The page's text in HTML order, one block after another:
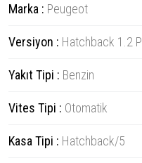
Marka : Peugeot
Versiyon : Hatchback 1.2
Yakıt Tipi : Benzin
Vites Tipi : Otomatik
Kasa Tipi : Hatchback/5